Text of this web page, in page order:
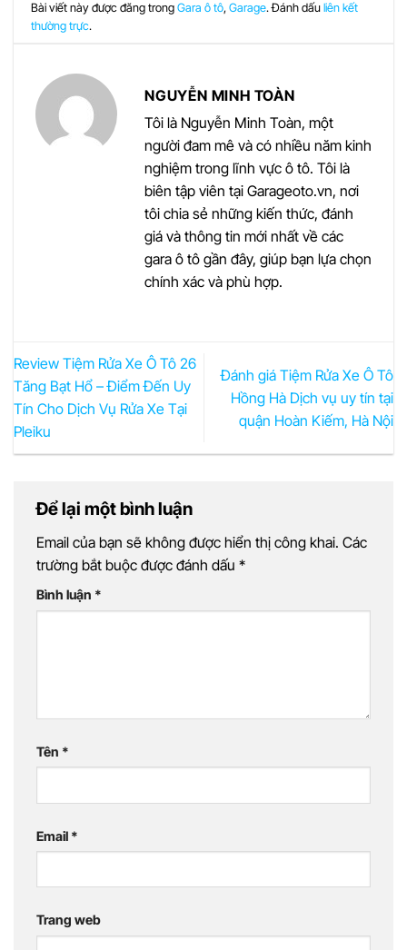
Bài viết này được đăng trongGara ô tô,Garage. Đánh dấuliên kết
thường trực.
NGUYỄN MINH TOÀN
Tôi là Nguyễn Minh Toàn, một
người đam mê và có nhiều năm kinh
nghiệm trong lĩnh vực ô tô. Tôi là
biên tập viên tại Garageoto.vn, nơi
tôi chia sẻ những kiến thức, đánh
giá và thông tin mới nhất về các
gara ô tô gần đây, giúp bạn lựa chọn
chính xác và phù hợp.
Review Tiệm Rửa Xe Ô Tô 26
Tăng Bạt Hổ – Điểm Đến Uy
Tín Cho Dịch Vụ Rửa Xe Tại
Pleiku
Đánh giá Tiệm Rửa Xe Ô Tô
Hồng Hà Dịch vụ uy tín tại
quận Hoàn Kiếm, Hà Nội
Để lại một bình luận
Email của bạn sẽ không được hiển thị công khai. Các
trường bắt buộc được đánh dấu *
Bình luận *
Tên *
Email *
Trang web